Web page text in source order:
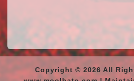
Copyright © 2026 All